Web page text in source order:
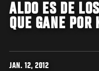
ALDO ES DE
QUE GANE POR
JAN. 12, 2012